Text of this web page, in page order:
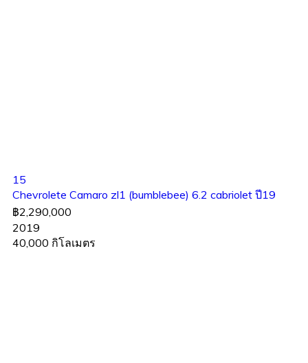
15
Chevrolete Camaro zl1 (bumblebee) 6.2 cabriolet ปี19
฿2,290,000
2019
40,000 กิโลเมตร